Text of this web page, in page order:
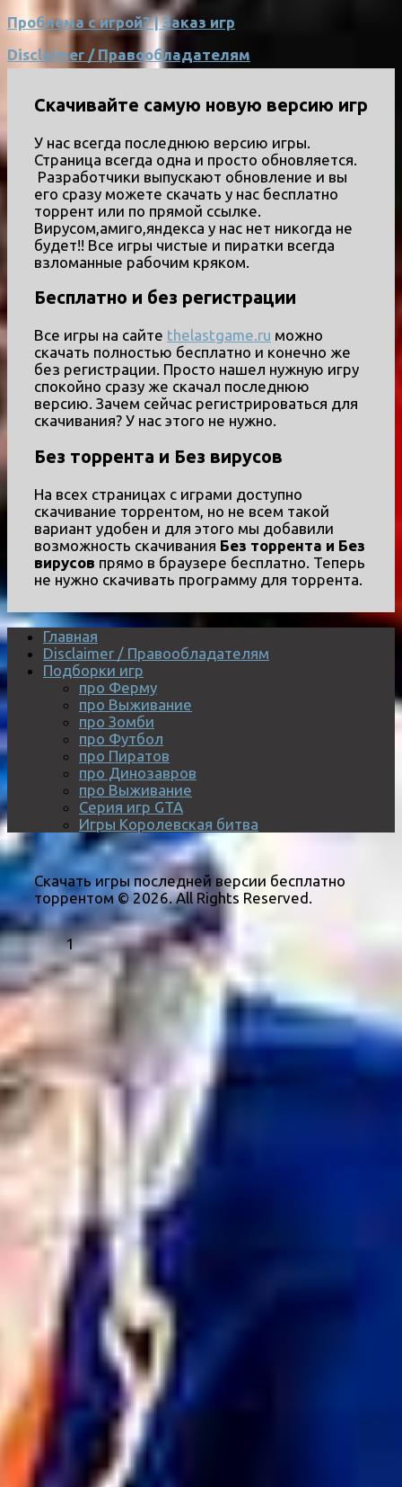
Проблема с игрой? | Заказ игр
Disclaimer / Правообладателям
Скачивайте самую новую версию игр
У нас всегда последнюю версию игры.
Страница всегда одна и просто обновляется.
Разработчики выпускают обновление и вы
его сразу можете скачать у нас бесплатно
торрент или по прямой ссылке.
Вирусом,амиго,яндекса у нас нет никогда не
будет!! Все игры чистые и пиратки всегда
взломанные рабочим кряком.
Бесплатно и без регистрации
Все игры на сайте thelastgame.ru можно
скачать полностью бесплатно и конечно же
без регистрации. Просто нашел нужную игру
спокойно сразу же скачал последнюю
версию. Зачем сейчас регистрироваться для
скачивания? У нас этого не нужно.
Без торрента и Без вирусов
На всех страницах с играми доступно
скачивание торрентом, но не всем такой
вариант удобен и для этого мы добавили
возможность скачивания Без торрента и Без
вирусов прямо в браузере бесплатно. Теперь
не нужно скачивать программу для торрента.
Главная
Disclaimer / Правообладателям
Подборки игр
про Ферму
про Выживание
про Зомби
про Футбол
про Пиратов
про Динозавров
про Выживание
Серия игр GTA
Игры Королевская битва
Скачать игры последней версии бесплатно
торрентом © 2026. All Rights Reserved.
1